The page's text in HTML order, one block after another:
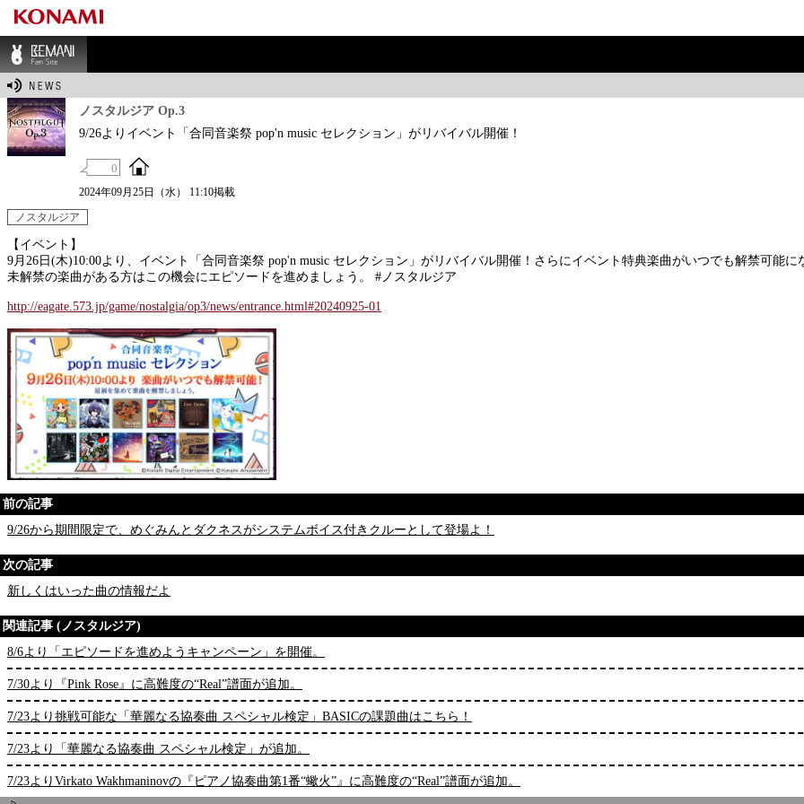
BEMANI Fan Sit
ノスタルジア Op.3
9/26よりイベント「合同音楽祭 pop'n music セレクション」がリバイバル開催！
0
2024年09月25日（水） 11:10掲載
ノスタルジア
【イベント】
9月26日(木)10:00より、イベント「合同音楽祭 pop'n music セレクション」がリバイバル開催！さらにイベント特典楽曲がいつでも解禁可能に
未解禁の楽曲がある方はこの機会にエピソードを進めましょう。 #ノスタルジア
http://eagate.573.jp/game/nostalgia/op3/news/entrance.html#20240925-01
前の記事
9/26から期間限定で、めぐみんとダクネスがシステムボイス付きクルーとして登場よ！
次の記事
新しくはいった曲の情報だよ
関連記事 (ノスタルジア)
8/6より「エピソードを進めようキャンペーン」を開催。
7/30より『Pink Rose』に高難度の“Real”譜面が追加。
7/23より挑戦可能な「華麗なる協奏曲 スペシャル検定」BASICの課題曲はこちら！
7/23より「華麗なる協奏曲 スペシャル検定」が追加。
7/23よりVirkato Wakhmaninovの『ピアノ協奏曲第1番“蠍火”』に高難度の“Real”譜面が追加。